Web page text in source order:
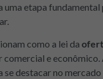
uma etapa fundamental
como a lei da
comercial e econômico.
destacar no